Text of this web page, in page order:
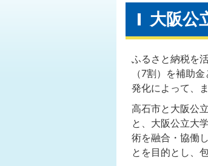
大阪公
ふるさと納税を
（7割）を補助
発化によって、
高石市と大阪公
と、大阪公立大
術を融合・協働
とを目的とし、